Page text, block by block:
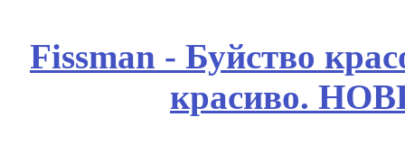
Fissmаn - Буйство
красиво.